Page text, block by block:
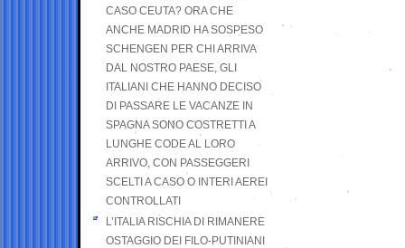
CASO CEUTA? ORA CHE
ANCHE MADRID HA SOSPESO
SCHENGEN PER CHI ARRIVA
DAL NOSTRO PAESE, GLI
ITALIANI CHE HANNO DECISO
DI PASSARE LE VACANZE IN
SPAGNA SONO COSTRETTI A
LUNGHE CODE AL LORO
ARRIVO, CON PASSEGGERI
SCELTI A CASO O INTERI AEREI
CONTROLLATI
L’ITALIA RISCHIA DI RIMANERE
OSTAGGIO DEI FILO-PUTINIANI